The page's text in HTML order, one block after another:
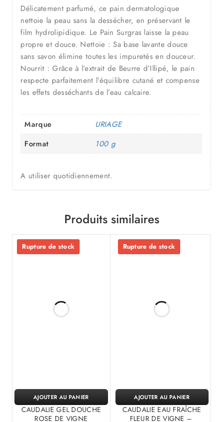
Délicatement parfumé, ce pain dermatologique
nettoie la peau sans la dessécher, en préservant le
film hydrolipidique. Le Pain Surgras laisse la peau
propre et douce. Nettoie : Sa base lavante douce
sans savon élimine toutes les impuretés en douceur.
Nourrit : Grâce à l’extrait de Beurre d’Illipé, le pain
respecte parfaitement l’équilibre cutané et compense
les effets desséchants de l’eau calcaire.
Marque
URIAGE
Format
100 g
A utiliser quotidiennement.
Produits similaires
Rupture de stock
CAUDALIE GEL DOUCHE
ROSE DE VIGNE
AJOUTER AU PANIER
Rupture de stock
CAUDALIE EAU FRAÎCHE
FLEUR DE VIGNE –
AJOUTER AU PANIER